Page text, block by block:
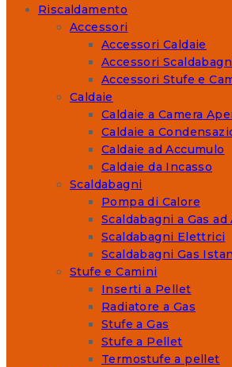
Riscaldamento
Accessori
Accessori Caldaie
Accessori
Accessori Stufe e
Caldaie
Caldaie a Camera
Caldaie a
Caldaie ad Accumulo
Caldaie da Incasso
Scaldabagni
Pompa di Calore
Scaldabagni a Gas ad
Scaldabagni Elettrici
Scaldabagni Gas
Stufe e Camini
Inserti a Pellet
Radiatore a Gas
Stufe a Gas
Stufe a Pellet
Termostufe a pellet